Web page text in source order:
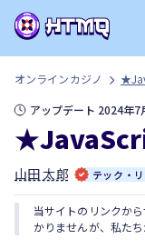
オンラインカジノ
アップデート 2024年7
山田 太郎 テック・
当サイトのリンクか
かりませんが、私た